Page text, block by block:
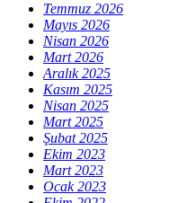
Temmuz 2026
Mayıs 2026
Nisan 2026
Mart 2026
Aralık 2025
Kasım 2025
Nisan 2025
Mart 2025
Şubat 2025
Ekim 2023
Mart 2023
Ocak 2023